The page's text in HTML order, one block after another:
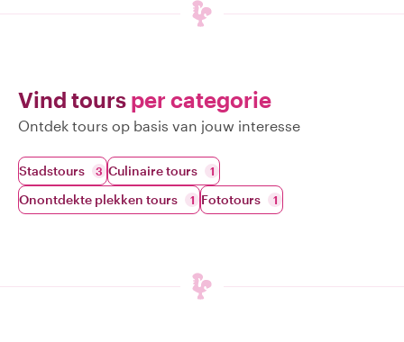
Vind tours per categorie
Ontdek tours op basis van jouw interesse
Stadstours 3 Culinaire tours 1
Onontdekte plekken tours 1 Fototours 1